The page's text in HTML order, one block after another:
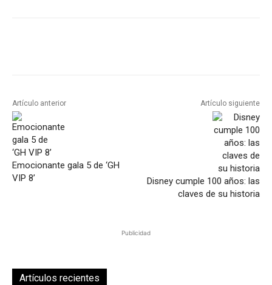
Artículo anterior
Emocionante gala 5 de ‘GH
VIP 8’
Artículo siguiente
Disney cumple 100 años: las
claves de su historia
Publicidad
Artículos recientes